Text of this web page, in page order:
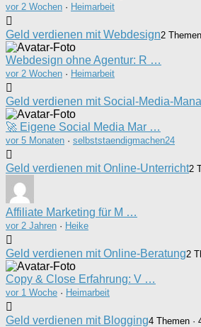
vor 2 Wochen · Heimarbeit
Geld verdienen mit Webdesign2
Webdesign ohne Agentur: R …
vor 2 Wochen · Heimarbeit
Geld verdienen mit Social-Media-
🚀 Eigene Social Media Mar …
vor 5 Monaten · selbststaendigmachen24
Geld verdienen mit Online-Unterricht2
Affiliate Marketing für M …
vor 2 Jahren · Heike
Geld verdienen mit Online-Beratung2
Copy & Close Erfahrung: V …
vor 1 Woche · Heimarbeit
Geld verdienen mit Blogging4 Themen ·